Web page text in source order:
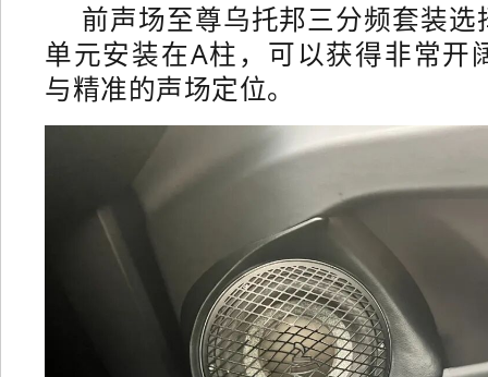
前声场至尊乌托邦三分频套装
单元安装在A柱，可以获得非常开
与精准的声场定位。